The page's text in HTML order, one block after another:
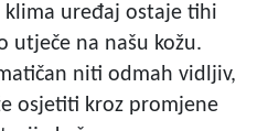
klima uređaj ostaje tihi
utječe na našu kožu.
niti odmah vidljiv,
osjetiti kroz promjene